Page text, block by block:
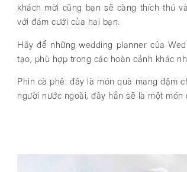
khách mời cũng bạn sẽ càng thích thú
với đám cưới của hai bạn.
Hãy để những wedding planner của
tạo, phù hợp trong các hoàn cảnh khác
Phin cà phê: đây là món quà mang đậm
người nước ngoài, đây hẳn sẽ là một món